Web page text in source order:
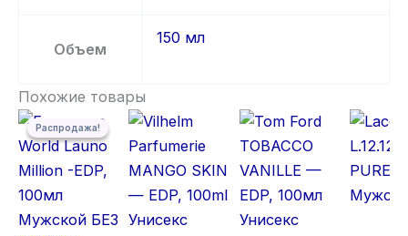
Объем
150 мл
Похожие товары
Распродажа!
Распродажа!
Первоначальная цена составляла 5 500,00 ₽.
Текущая цена: 5 300,00 ₽.